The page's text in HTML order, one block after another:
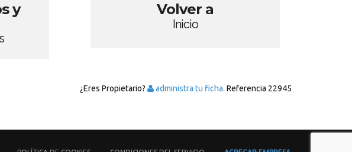
y
Volver a
Inicio
¿Eres Propietario? administra tu ficha. Referencia 22945